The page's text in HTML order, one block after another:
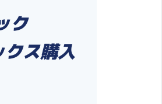
ク
クス購入